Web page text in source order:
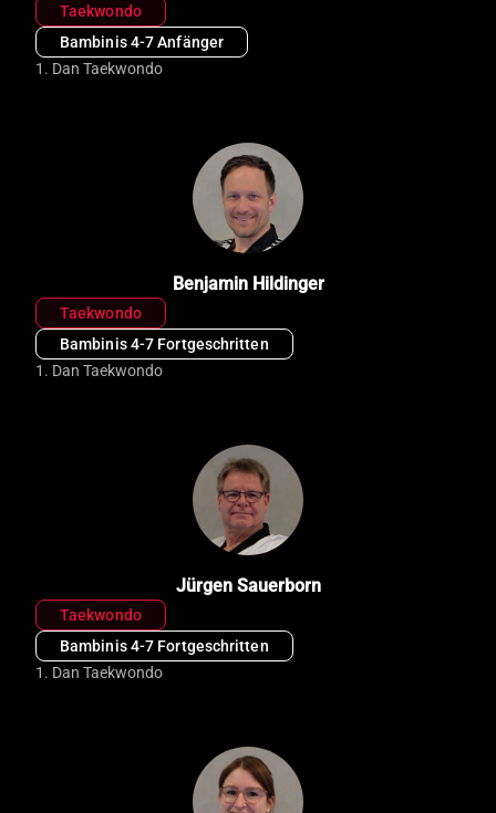
Taekwondo
Bambinis 4-7 Anfänger
1. Dan Taekwondo
Benjamin Hildinger
Taekwondo
Bambinis 4-7 Fortgeschritten
1. Dan Taekwondo
Jürgen Sauerborn
Taekwondo
Bambinis 4-7 Fortgeschritten
1. Dan Taekwondo